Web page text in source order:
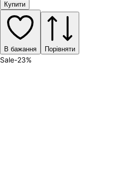
Купити
В бажання Порівняти
Sale-23%